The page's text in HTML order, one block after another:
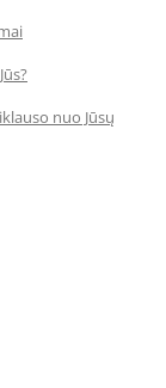
nuo Jūsų